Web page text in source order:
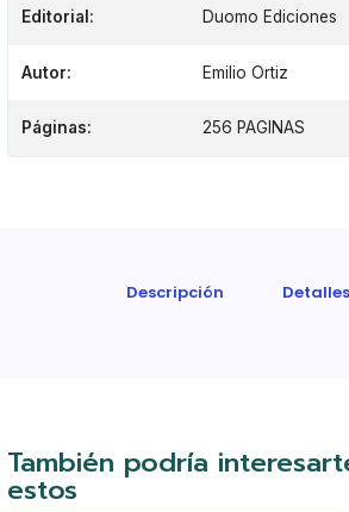
Editorial: Duomo Ediciones
Autor: Emilio Ortiz
Páginas: 256 PAGINAS
Descripción Detalles
También podría
estos